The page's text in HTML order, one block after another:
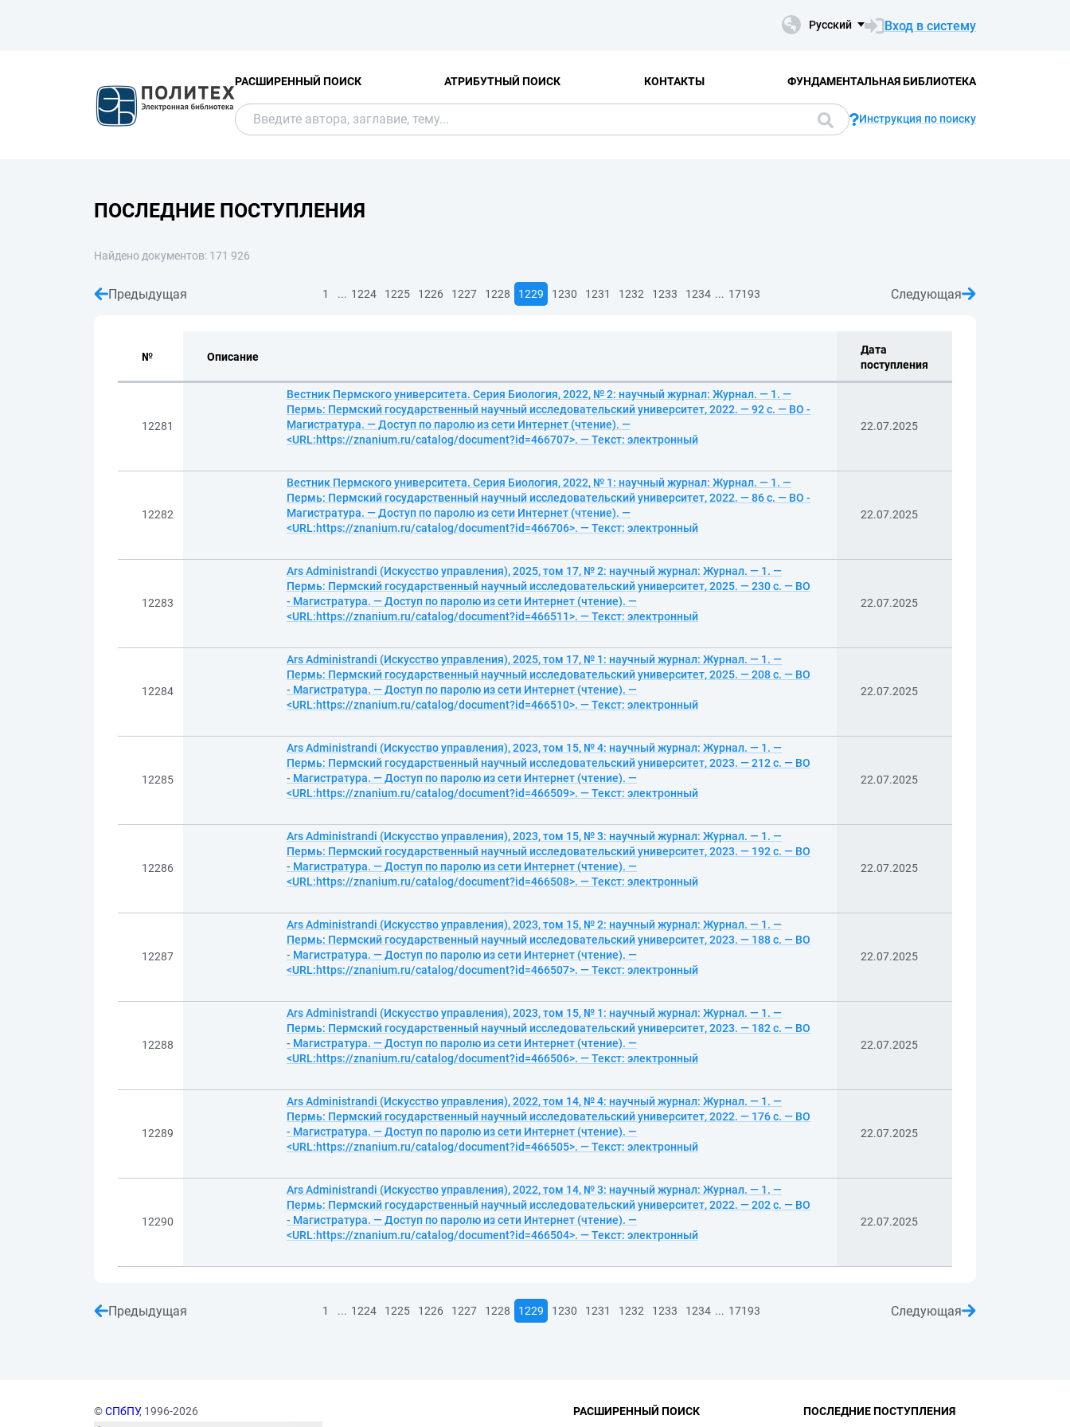
Русский Вход в систему
РАСШИРЕННЫЙ ПОИСК АТРИБУТНЫЙ ПОИСК КОНТАКТЫ ФУНДАМЕНТАЛЬНАЯ БИБЛИОТЕКА
Инструкция по поиску
ПОСЛЕДНИЕ ПОСТУПЛЕНИЯ
Найдено документов: 171 926
Предыдущая 1 ... 1224 1225 1226 1227 1228 1229 1230 1231 1232 1233 1234 ... 17193 Следующая
№ Описание
Дата
поступления
12281
Вестник Пермского университета. Серия Биология, 2022, № 2: научный журнал: Журнал. — 1. —
Пермь: Пермский государственный научный исследовательский университет, 2022. — 92 с. — ВО -
Магистратура. — Доступ по паролю из сети Интернет (чтение). —
<URL:https://znanium.ru/catalog/document?id=466707>. — Текст: электронный
22.07.2025
12282
Вестник Пермского университета. Серия Биология, 2022, № 1: научный журнал: Журнал. — 1. —
Пермь: Пермский государственный научный исследовательский университет, 2022. — 86 с. — ВО -
Магистратура. — Доступ по паролю из сети Интернет (чтение). —
<URL:https://znanium.ru/catalog/document?id=466706>. — Текст: электронный
22.07.2025
12283
Ars Administrandi (Искусство управления), 2025, том 17, № 2: научный журнал: Журнал. — 1. —
Пермь: Пермский государственный научный исследовательский университет, 2025. — 230 с. — ВО
- Магистратура. — Доступ по паролю из сети Интернет (чтение). —
<URL:https://znanium.ru/catalog/document?id=466511>. — Текст: электронный
22.07.2025
12284
Ars Administrandi (Искусство управления), 2025, том 17, № 1: научный журнал: Журнал. — 1. —
Пермь: Пермский государственный научный исследовательский университет, 2025. — 208 с. — ВО
- Магистратура. — Доступ по паролю из сети Интернет (чтение). —
<URL:https://znanium.ru/catalog/document?id=466510>. — Текст: электронный
22.07.2025
12285
Ars Administrandi (Искусство управления), 2023, том 15, № 4: научный журнал: Журнал. — 1. —
Пермь: Пермский государственный научный исследовательский университет, 2023. — 212 с. — ВО
- Магистратура. — Доступ по паролю из сети Интернет (чтение). —
<URL:https://znanium.ru/catalog/document?id=466509>. — Текст: электронный
22.07.2025
12286
Ars Administrandi (Искусство управления), 2023, том 15, № 3: научный журнал: Журнал. — 1. —
Пермь: Пермский государственный научный исследовательский университет, 2023. — 192 с. — ВО
- Магистратура. — Доступ по паролю из сети Интернет (чтение). —
<URL:https://znanium.ru/catalog/document?id=466508>. — Текст: электронный
22.07.2025
12287
Ars Administrandi (Искусство управления), 2023, том 15, № 2: научный журнал: Журнал. — 1. —
Пермь: Пермский государственный научный исследовательский университет, 2023. — 188 с. — ВО
- Магистратура. — Доступ по паролю из сети Интернет (чтение). —
<URL:https://znanium.ru/catalog/document?id=466507>. — Текст: электронный
22.07.2025
12288
Ars Administrandi (Искусство управления), 2023, том 15, № 1: научный журнал: Журнал. — 1. —
Пермь: Пермский государственный научный исследовательский университет, 2023. — 182 с. — ВО
- Магистратура. — Доступ по паролю из сети Интернет (чтение). —
<URL:https://znanium.ru/catalog/document?id=466506>. — Текст: электронный
22.07.2025
12289
Ars Administrandi (Искусство управления), 2022, том 14, № 4: научный журнал: Журнал. — 1. —
Пермь: Пермский государственный научный исследовательский университет, 2022. — 176 с. — ВО
- Магистратура. — Доступ по паролю из сети Интернет (чтение). —
<URL:https://znanium.ru/catalog/document?id=466505>. — Текст: электронный
22.07.2025
12290
Ars Administrandi (Искусство управления), 2022, том 14, № 3: научный журнал: Журнал. — 1. —
Пермь: Пермский государственный научный исследовательский университет, 2022. — 202 с. — ВО
- Магистратура. — Доступ по паролю из сети Интернет (чтение). —
<URL:https://znanium.ru/catalog/document?id=466504>. — Текст: электронный
22.07.2025
Предыдущая 1 ... 1224 1225 1226 1227 1228 1229 1230 1231 1232 1233 1234 ... 17193 Следующая
©СПбПУ, 1996-2026
РАСШИРЕННЫЙ ПОИСК ПОСЛЕДНИЕ ПОСТУПЛЕНИЯ